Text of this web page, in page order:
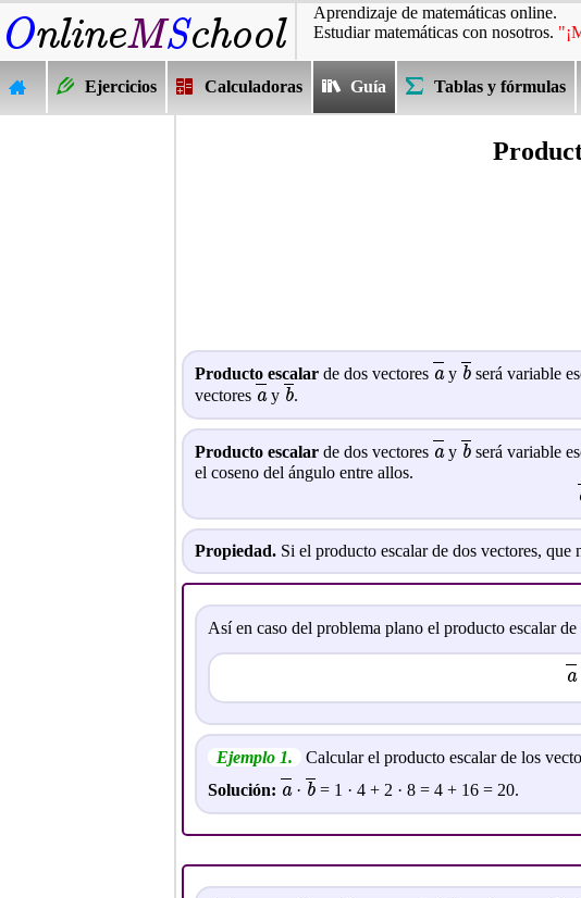
Aprendizaje de matemáticas online.
Estudiar matemáticas con nosotros.
Ejercicios Calculadoras Guía Tablas y fórmulas
Producto escalar de dos vectores ay b será variable
vectores ay b.
Producto escalar de dos vectores ay b será variable
el coseno del ángulo entre allos.
Propiedad. Si el producto escalar de dos vectores, que
Así en caso del problema plano el producto escalar de
a
Ejemplo 1. Calcular el producto escalar de los
Solución: a· b = 1 · 4 + 2 · 8 = 4 + 16 = 20.